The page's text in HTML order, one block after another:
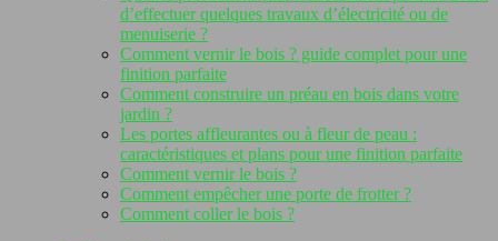
d’effectuer quelques travaux d’électricité ou de
menuiserie ?
Comment vernir le bois ? guide complet pour une
finition parfaite
Comment construire un préau en bois dans votre
jardin ?
Les portes affleurantes ou à fleur de peau :
caractéristiques et plans pour une finition parfaite
Comment vernir le bois ?
Comment empêcher une porte de frotter ?
Comment coller le bois ?